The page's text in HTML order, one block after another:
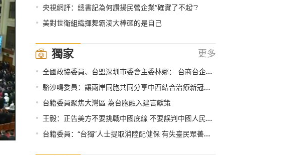
• 央視網評：總書記為何讚揚民營企業“確實了不起”?
• 美對世衛組織揮舞霸淩大棒砸的是自己
獨家 更多
• 全國政協委員、台盟深圳市委會主委林娜： 台商台企應把握“新基建”帶來的巨大機遇
• 駱沙鳴委員：讓兩岸同胞共同分享中西結合治療新冠肺炎的經驗
• 台籍委員聚焦大灣區 為台胞融入建言獻策
• 王毅：正告美方不要挑戰中國底線 不要誤判中國人民捍衛國家統一的堅定決心
• 台籍委員：“台獨”人士提取消陸配健保 有失臺民眾善良本性